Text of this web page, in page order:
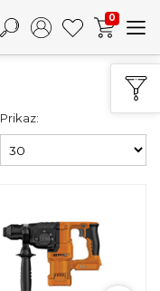
0
Prikaz: